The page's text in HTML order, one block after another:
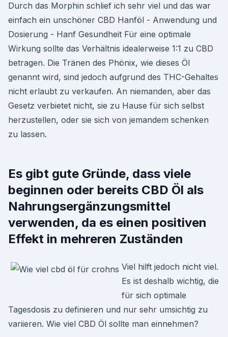
Durch das Morphin schlief ich sehr viel und das war
einfach ein unschöner CBD Hanföl - Anwendung und
Dosierung - Hanf Gesundheit Für eine optimale
Wirkung sollte das Verhältnis idealerweise 1:1 zu CBD
betragen. Die Tränen des Phönix, wie dieses Öl
genannt wird, sind jedoch aufgrund des THC-Gehaltes
nicht erlaubt zu verkaufen. An niemanden, aber das
Gesetz verbietet nicht, sie zu Hause für sich selbst
herzustellen, oder sie sich von jemandem schenken
zu lassen.
Es gibt gute Gründe, dass viele
beginnen oder bereits CBD Öl als
Nahrungsergänzungsmittel
verwenden, da es einen positiven
Effekt in mehreren Zuständen
Viel hilft jedoch nicht viel.
Es ist deshalb wichtig, die
für sich optimale
Tagesdosis zu definieren und nur sehr umsichtig zu
variieren. Wie viel CBD Öl sollte man einnehmen?